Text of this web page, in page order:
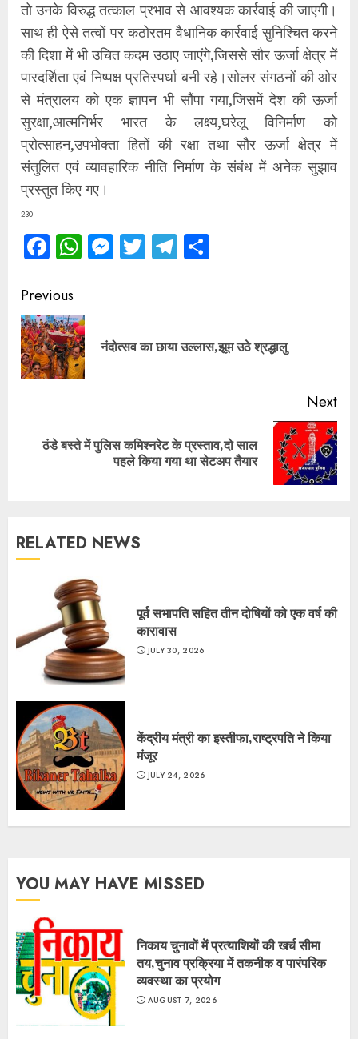
तो उनके विरुद्ध तत्काल प्रभाव से आवश्यक कार्रवाई की जाएगी।
साथ ही ऐसे तत्वों पर कठोरतम वैधानिक कार्रवाई सुनिश्चित करने
की दिशा में भी उचित कदम उठाए जाएंगे,जिससे सौर ऊर्जा क्षेत्र में
पारदर्शिता एवं निष्पक्ष प्रतिस्पर्धा बनी रहे।सोलर संगठनों की ओर
से मंत्रालय को एक ज्ञापन भी सौंपा गया,जिसमें देश की ऊर्जा
सुरक्षा,आत्मनिर्भर भारत के लक्ष्य,घरेलू विनिर्माण को
प्रोत्साहन,उपभोक्ता हितों की रक्षा तथा सौर ऊर्जा क्षेत्र में
संतुलित एवं व्यावहारिक नीति निर्माण के संबंध में अनेक सुझाव
प्रस्तुत किए गए।
230
Facebook
WhatsApp
Messenger
TwitterTelegram
Continue
Reading
Previous
नंदोत्सव का छाया उल्लास,झूम उठे श्रद्धालु
Next
Nextठंडे बस्ते में पुलिस कमिश्नरेट के प्रस्ताव,दो साल
पहले किया गया था सेटअप तैयार
RELATED NEWS
पूर्व सभापति सहित तीन दोषियों को एक वर्ष की
कारावास
JULY 30, 2026
केंद्रीय मंत्री का इस्तीफा,राष्ट्रपति ने किया
मंजूर
JULY 24, 2026
YOU MAY HAVE MISSED
निकाय चुनावों में प्रत्याशियों की खर्च सीमा
तय,चुनाव प्रक्रिया में तकनीक व पारंपरिक
व्यवस्था का प्रयोग
AUGUST 7, 2026